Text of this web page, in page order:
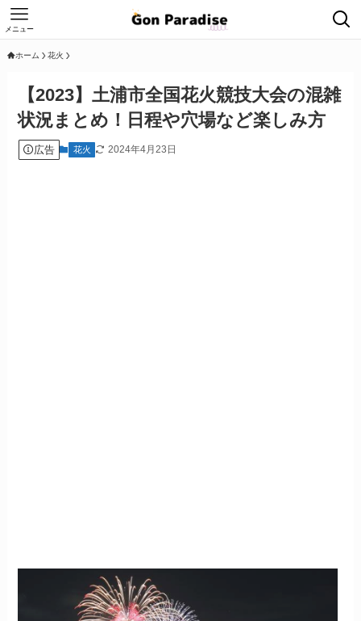
メニュー
ホーム 花火
【2023】土浦市全国花火競技大会の混雑
状況まとめ！日程や穴場など楽しみ方
広告 花火 2024年4月23日